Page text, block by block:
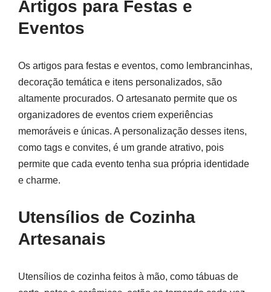
Artigos para Festas e
Eventos
Os artigos para festas e eventos, como lembrancinhas,
decoração temática e itens personalizados, são
altamente procurados. O artesanato permite que os
organizadores de eventos criem experiências
memoráveis e únicas. A personalização desses itens,
como tags e convites, é um grande atrativo, pois
permite que cada evento tenha sua própria identidade
e charme.
Utensílios de Cozinha
Artesanais
Utensílios de cozinha feitos à mão, como tábuas de